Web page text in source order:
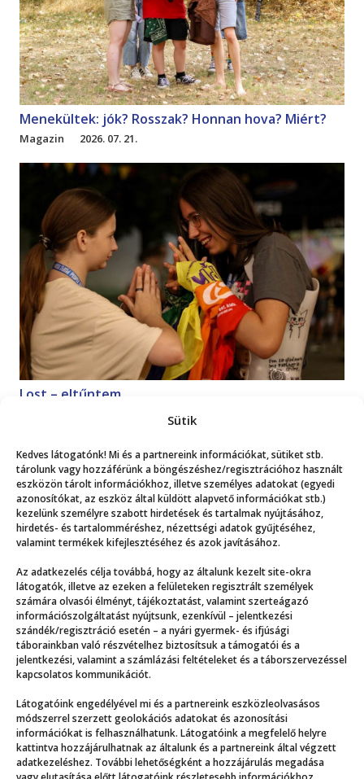
Sütik
Kedves látogatónk! Mi és a partnereink információkat, sütiket stb.
tárolunk vagy hozzáférünk a böngészéshez/regisztrációhoz használt
eszközön tárolt információkhoz, illetve személyes adatokat (egyedi
azonosítókat, az eszköz által küldött alapvető információkat stb.)
kezelünk személyre szabott hirdetések és tartalmak nyújtásához,
hirdetés- és tartalomméréshez, nézettségi adatok gyűjtéséhez,
valamint termékek kifejlesztéséhez és azok javításához.
Az adatkezelés célja továbbá, hogy az általunk kezelt site-okra
látogatók, illetve az ezeken a felületeken regisztrált személyek
számára olvasói élményt, tájékoztatást, valamint szerteágazó
információszolgáltatást nyújtsunk, ezenkívül – jelentkezési
szándék/regisztráció esetén – a nyári gyermek- és ifjúsági
táborainkban való részvételhez biztosítsuk a támogatói és a
jelentkezési, valamint a számlázási feltételeket és a táborszervezéssel
kapcsolatos kommunikációt.
Látogatóink engedélyével mi és a partnereink eszközleolvasásos
módszerrel szerzett geolokációs adatokat és azonosítási
információkat is felhasználhatunk. Látogatóink a megfelelő helyre
kattintva hozzájárulhatnak az általunk és a partnereink által végzett
adatkezeléshez. További lehetőségként a hozzájárulás megadása
Menekültek: jók? Rosszak? Honnan hova? Miért?
Magazin 2026. 07. 21.
Lost – eltűntem
Mutasd a többit!
Még több